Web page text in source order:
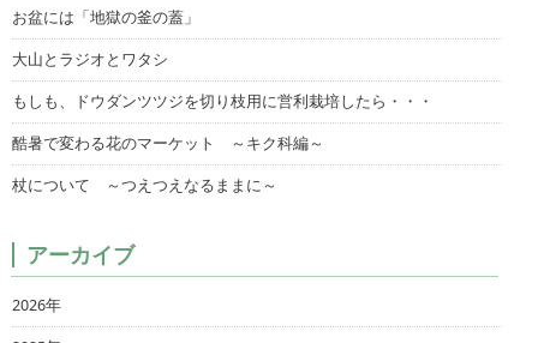
お盆には「地獄の釜の蓋」
大山とラジオとワタシ
もしも、ドウダンツツジを切り枝用に営利栽培したら・・・
酷暑で変わる花のマーケット ～キク科編～
杖について ～つえつえなるままに～
アーカイブ
2026年